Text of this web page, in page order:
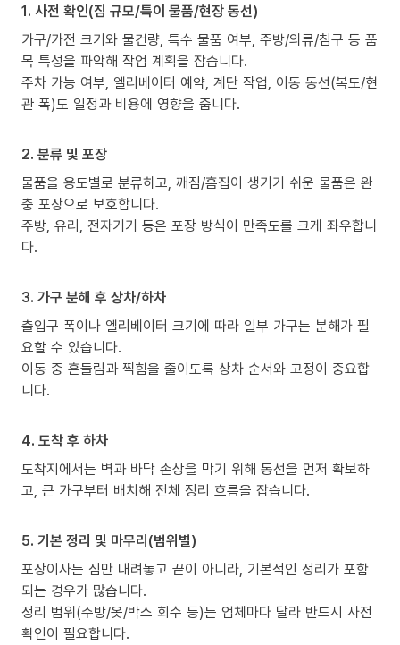
1. 사전 확인(짐 규모/특이 물품/현장 동선)
가구/가전 크기와 물건량, 특수 물품 여부, 주방/의류/침구 등 품
목 특성을 파악해 작업 계획을 잡습니다.
주차 가능 여부, 엘리베이터 예약, 계단 작업, 이동 동선(복도/현
관 폭)도 일정과 비용에 영향을 줍니다.
2. 분류 및 포장
물품을 용도별로 분류하고, 깨짐/흠집이 생기기 쉬운 물품은 완
충 포장으로 보호합니다.
주방, 유리, 전자기기 등은 포장 방식이 만족도를 크게 좌우합니
다.
3. 가구 분해 후 상차/하차
출입구 폭이나 엘리베이터 크기에 따라 일부 가구는 분해가 필
요할 수 있습니다.
이동 중 흔들림과 찍힘을 줄이도록 상차 순서와 고정이 중요합
니다.
4. 도착 후 하차
도착지에서는 벽과 바닥 손상을 막기 위해 동선을 먼저 확보하
고, 큰 가구부터 배치해 전체 정리 흐름을 잡습니다.
5. 기본 정리 및 마무리(범위별)
포장이사는 짐만 내려놓고 끝이 아니라, 기본적인 정리가 포함
되는 경우가 많습니다.
정리 범위(주방/옷/박스 회수 등)는 업체마다 달라 반드시 사전
확인이 필요합니다.